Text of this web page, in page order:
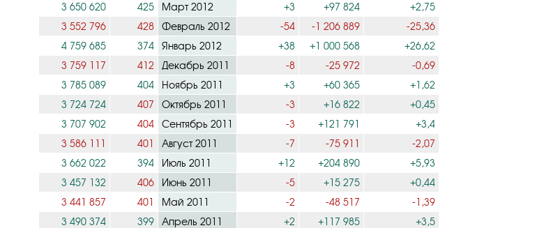
3 650 620
425 Март 2012 +3 +97 824
+2,75
3 552 796
428 Февраль 2012 -54 -1 206 889
-25,36
4 759 685
374 Январь 2012 +38 +1 000 568
+26,62
3 759 117
412 Декабрь 2011 -8 -25 972
-0,69
3 785 089
404 Ноябрь 2011 +3 +60 365
+1,62
3 724 724
407 Октябрь 2011 -3 +16 822
+0,45
3 707 902
404 Сентябрь 2011 -3 +121 791
+3,4
3 586 111
401 Август 2011 -7 -75 911
-2,07
3 662 022
394 Июль 2011 +12 +204 890
+5,93
3 457 132
406 Июнь 2011 -5 +15 275
+0,44
3 441 857
401 Май 2011 -2 -48 517
-1,39
3 490 374
399 Апрель 2011 +2 +117 985
+3,5